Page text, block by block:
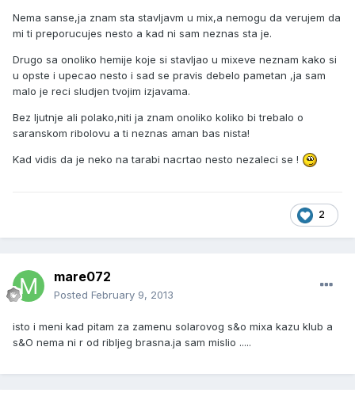
Nema sanse,ja znam sta stavljavm u mix,a nemogu da verujem da
mi ti preporucujes nesto a kad ni sam neznas sta je.
Drugo sa onoliko hemije koje si stavljao u mixeve neznam kako si
u opste i upecao nesto i sad se pravis debelo pametan ,ja sam
malo je reci sludjen tvojim izjavama.
Bez ljutnje ali polako,niti ja znam onoliko koliko bi trebalo o
saranskom ribolovu a ti neznas aman bas nista!
Kad vidis da je neko na tarabi nacrtao nesto nezaleci se !
2
mare072
Posted February 9, 2013
isto i meni kad pitam za zamenu solarovog s&o mixa kazu klub a
s&O nema ni r od ribljeg brasna.ja sam mislio .....